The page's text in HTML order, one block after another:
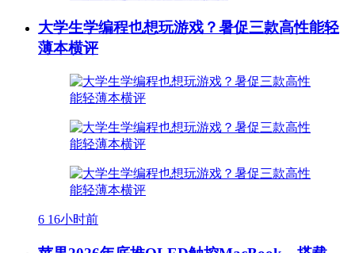
大学生学编程也想玩游戏？暑促三款高性能轻
薄本横评
6 16小时前